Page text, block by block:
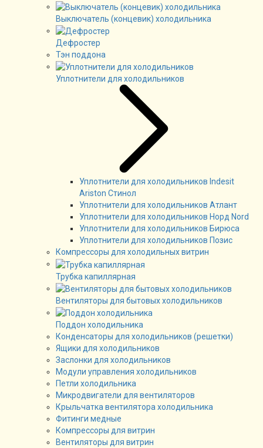
Выключатель (концевик) холодильника
Дефростер
Тэн поддона
Уплотнители для холодильников
Уплотнители для холодильников Indesit
Ariston Стинол
Уплотнители для холодильников Атлант
Уплотнители для холодильников Норд Nord
Уплотнители для холодильников Бирюса
Уплотнители для холодильников Позис
Компрессоры для холодильных витрин
Трубка капиллярная
Вентиляторы для бытовых холодильников
Поддон холодильника
Конденсаторы для холодильников (решетки)
Ящики для холодильников
Заслонки для холодильников
Модули управления холодильников
Петли холодильника
Микродвигатели для вентиляторов
Крыльчатка вентилятора холодильника
Фитинги медные
Компрессоры для витрин
Вентиляторы для витрин